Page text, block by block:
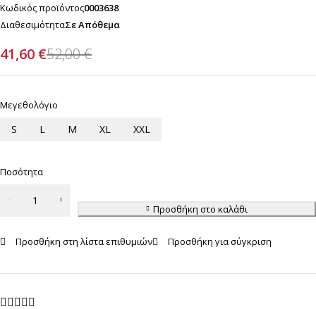
Κωδικός προϊόντος0003638
ΔιαθεσιμότηταΣε Απόθεμα
52,00€
41,60 €
Μεγεθολόγιο
S L M XL XXL
Ποσότητα
ποσότητα
Προσθήκη στο καλάθι
Προσθήκη στη λίστα επιθυμιών Προσθήκη για σύγκριση